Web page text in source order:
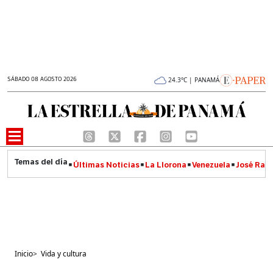
SÁBADO 08 AGOSTO 2026 24.3°C | PANAMÁ
Últimas Noticias La Llorona Venezuela José
Inicio> Vida y cultura